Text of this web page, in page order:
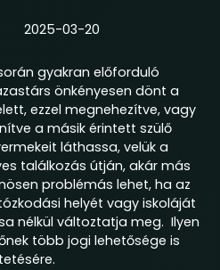
2025-03-20
gyakran előforduló
önkényesen dönt a
ezzel megnehezítve, vagy
a másik érintett szülő
láthassa, velük a
találkozás útján, akár más
problémás lehet, ha az
helyét vagy iskoláját
nélkül változtatja meg. Ilyen
több jogi lehetősége is